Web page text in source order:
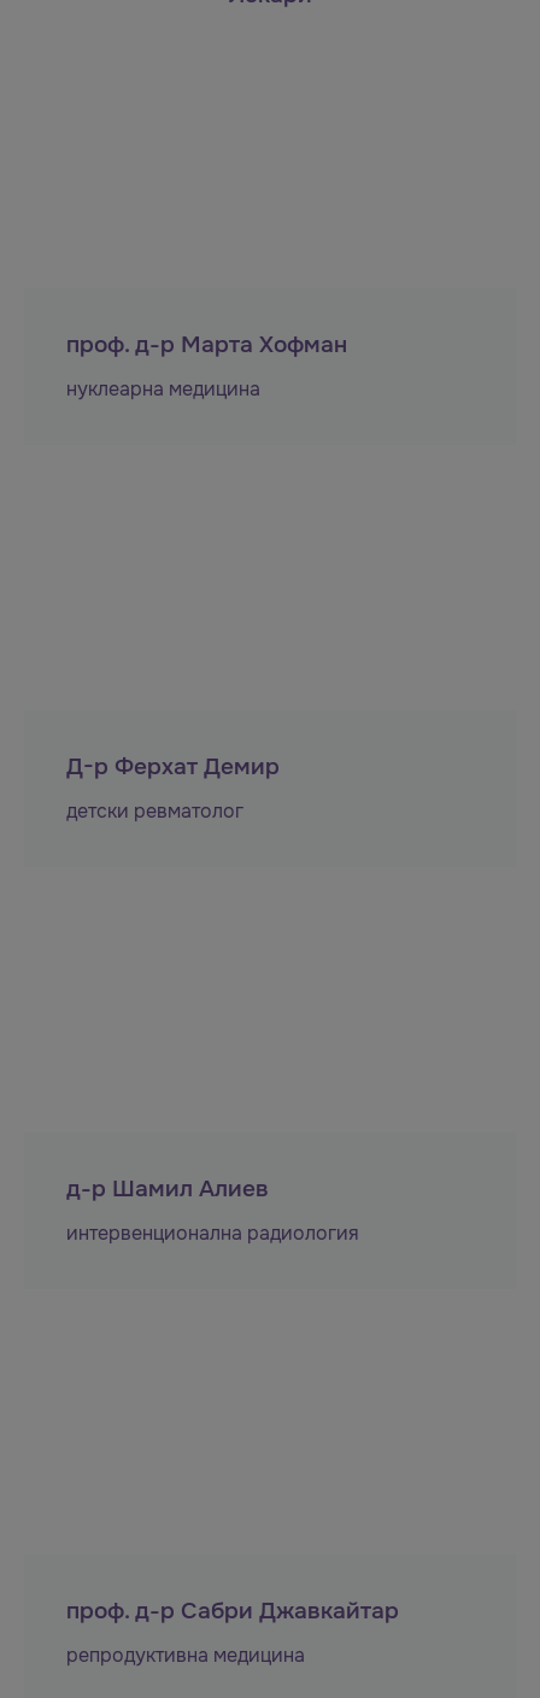
проф. д-р Марта Хофман
нуклеарна медицина
Д-р Ферхат Демир
детски ревматолог
д-р Шамил Алиев
интервенционална радиология
проф. д-р Сабри Джавкайтар
репродуктивна медицина